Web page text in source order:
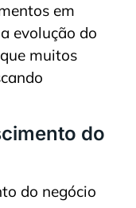
em
evolução do
muitos
do